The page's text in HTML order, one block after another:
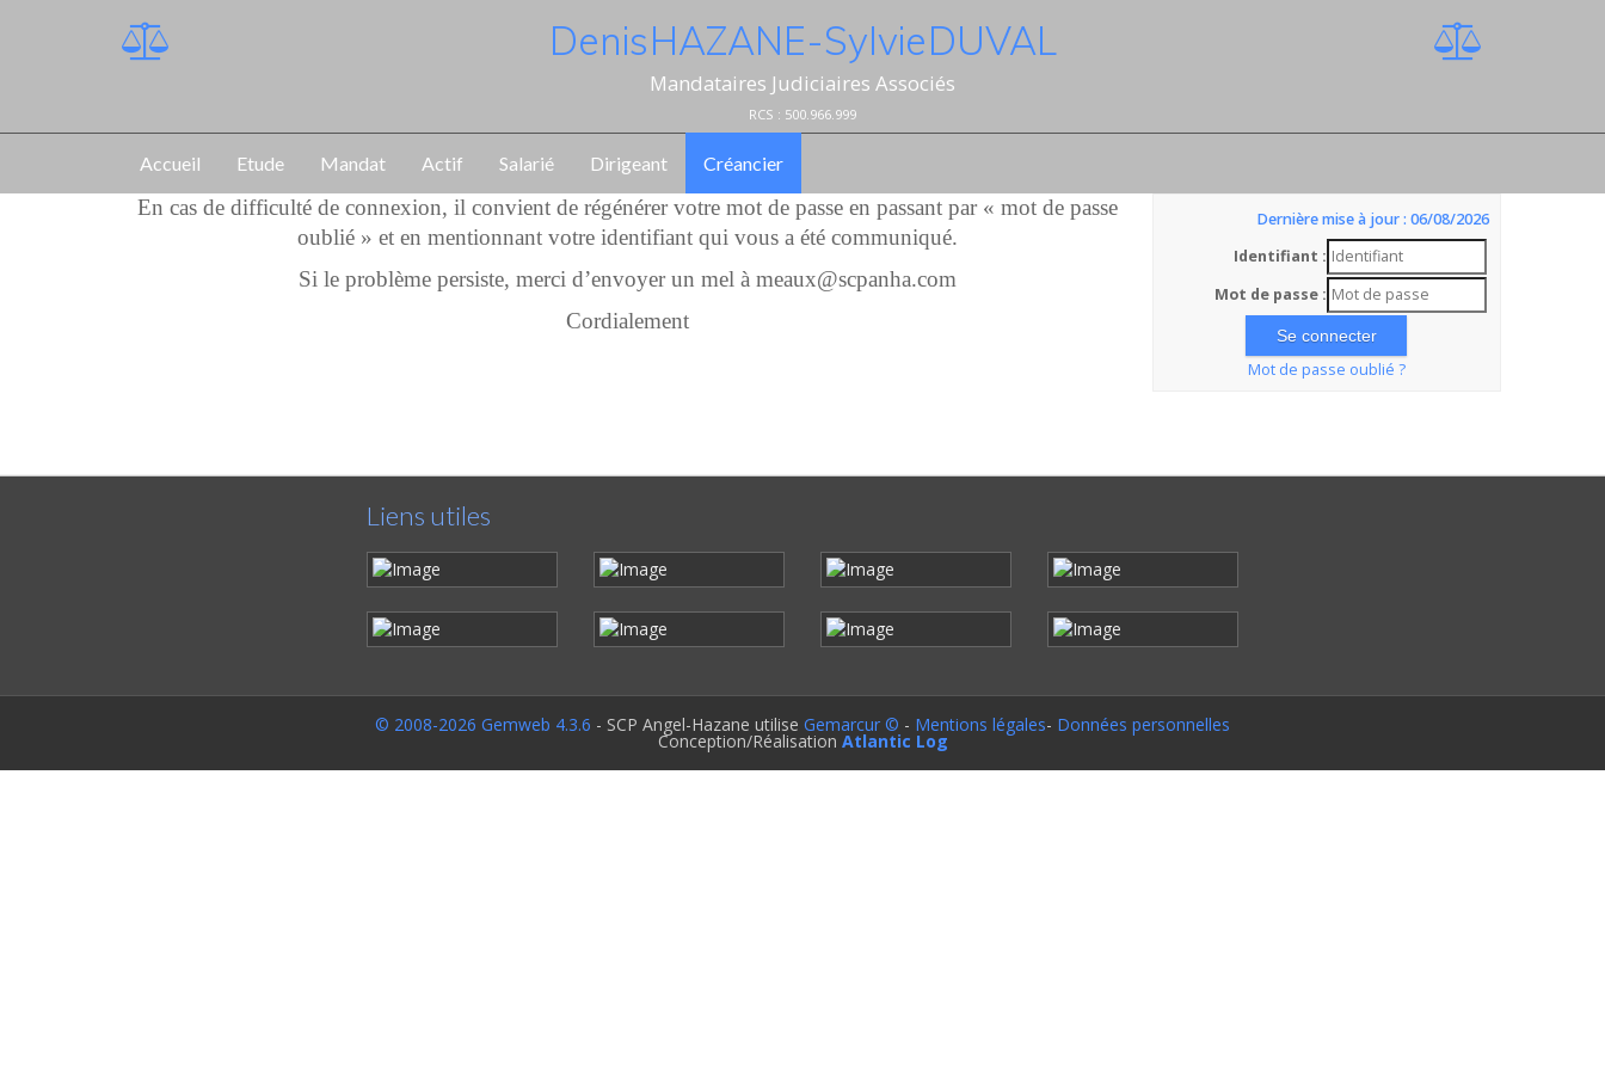
Denis HAZANE - Sylvie DUVAL
Mandataires Judiciaires Associés
RCS : 500.966.999
Accueil Etude Mandat Actif Salarié Dirigeant Créancier
En cas de difficulté de connexion, il convient de régénérer votre mot de passe en passant par « mot de passe
oublié » et en mentionnant votre identifiant qui vous a été communiqué.
Si le problème persiste, merci d’envoyer un mel à meaux@scpanha.com
Cordialement
Dernière mise à jour : 06/08/2026
Identifiant :
Mot de passe :
Mot de passe oublié ?
Liens utiles
© 2008-2026 Gemweb 4.3.6 - SCP Angel-Hazane utilise Gemarcur © - Mentions légales- Données personnelles
Conception/Réalisation Atlantic Log